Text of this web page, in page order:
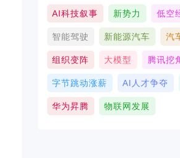
AI科技叙事 新势力 低空
智能驾驶 新能源汽车 汽
组织变阵 大模型 腾讯挖
字节跳动涨薪 AI人才争夺
华为昇腾 物联网发展